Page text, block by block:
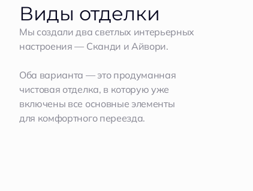
Виды отделки
Мы создали два светлых интерьерных
настроения — Сканди и Айвори.
Оба варианта — это продуманная
чистовая отделка, в которую уже
включены все основные элементы
для комфортного переезда.